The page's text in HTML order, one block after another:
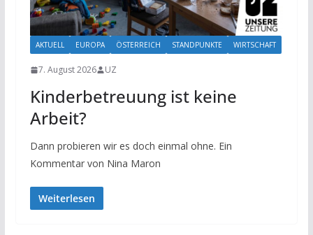
AKTUELL EUROPA ÖSTERREICH STANDPUNKTE WIRTSCHAFT
7. August 2026 UZ
Kinderbetreuung ist keine
Arbeit?
Dann probieren wir es doch einmal ohne. Ein
Kommentar von Nina Maron
Weiterlesen